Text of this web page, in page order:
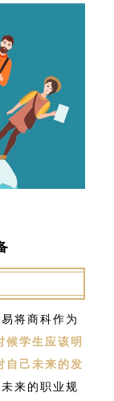
将商科作为
候学生应该明
自己未来的发
来的职业规